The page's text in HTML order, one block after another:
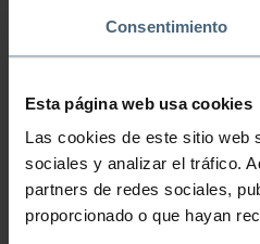
Consentimiento
Esta página web usa cookies
Las cookies de este sitio web
sociales y analizar el tráfico.
partners de redes sociales,
proporcionado o que hayan
Questions fréquentes
Gastronomie
Restaurant La Perla
Terrasse Urgull
Questions fréquentes
Expériences
Expériences Duo
Expériences Wellness
Expériences Rituels du
Expériences de Santé